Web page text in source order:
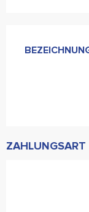
ZAHLUNGSART